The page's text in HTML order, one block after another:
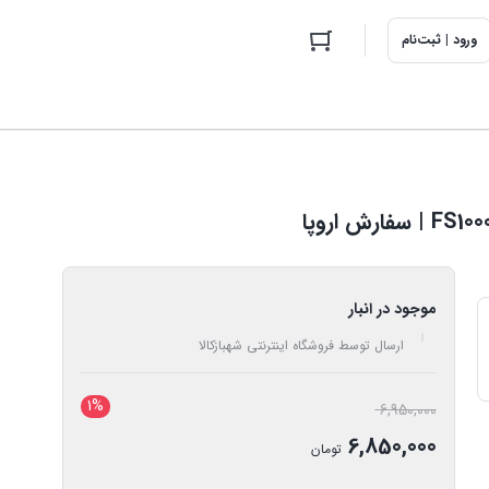
ورود | ثبت‌نام
موجود در انبار
ارسال توسط فروشگاه اینترنتی شهبازکالا
1% 6,950,000قیمت
اصلی:
6,850,000 تومان